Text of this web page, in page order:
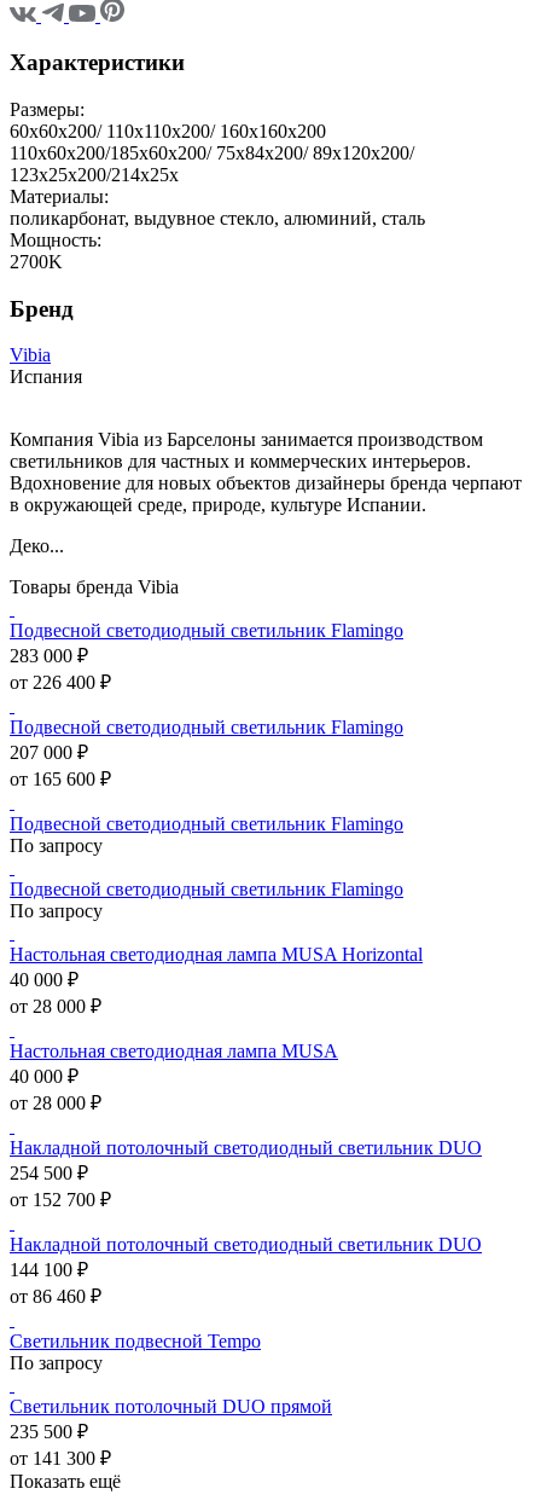
Характеристики
Размеры:
60х60х200/ 110x110x200/ 160x160x200
110x60x200/185x60x200/ 75x84x200/ 89x120x200/
123x25x200/214x25x
Материалы:
поликарбонат, выдувное стекло, алюминий, сталь
Мощность:
2700K
Бренд
Vibia
Испания
Компания Vibia из Барселоны занимается производством
светильников для частных и коммерческих интерьеров.
Вдохновение для новых объектов дизайнеры бренда черпают
в окружающей среде, природе, культуре Испании.
Деко...
Товары бренда Vibia
Подвесной светодиодный светильник Flamingo
283 000 ₽
от 226 400 ₽
Подвесной светодиодный светильник Flamingo
207 000 ₽
от 165 600 ₽
Подвесной светодиодный светильник Flamingo
По запросу
Подвесной светодиодный светильник Flamingo
По запросу
Настольная светодиодная лампа MUSA Horizontal
40 000 ₽
от 28 000 ₽
Настольная светодиодная лампа MUSA
40 000 ₽
от 28 000 ₽
Накладной потолочный светодиодный светильник DUO
254 500 ₽
от 152 700 ₽
Накладной потолочный светодиодный светильник DUO
144 100 ₽
от 86 460 ₽
Светильник подвесной Tempo
По запросу
Светильник потолочный DUO прямой
235 500 ₽
от 141 300 ₽
Показать ещё